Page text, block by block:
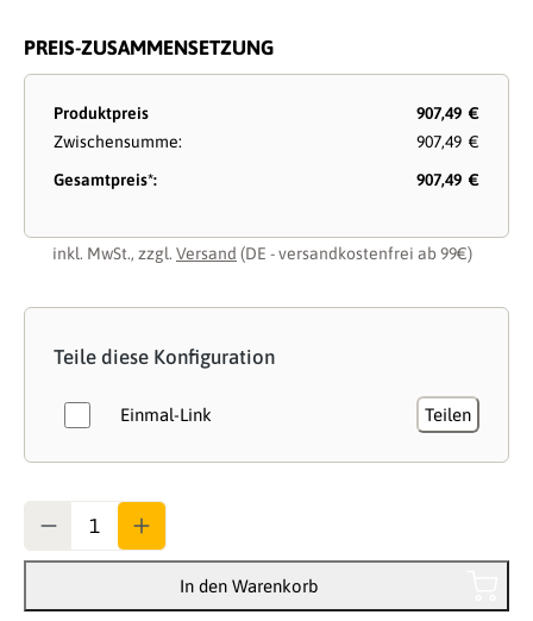
PREIS-ZUSAMMENSETZUNG
Produktpreis
907,49 €
Zwischensumme:
907,49 €
Gesamtpreis*:
907,49 €
inkl. MwSt., zzgl. Versand (DE - versandkostenfrei ab 99€)
Teile diese Konfiguration
Einmal-Link Teilen
In den Warenkorb